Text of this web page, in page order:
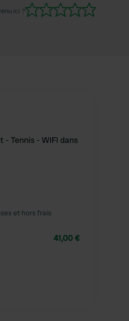
ici ?
Tennis - WIFI dans
et hors frais
41,00 €